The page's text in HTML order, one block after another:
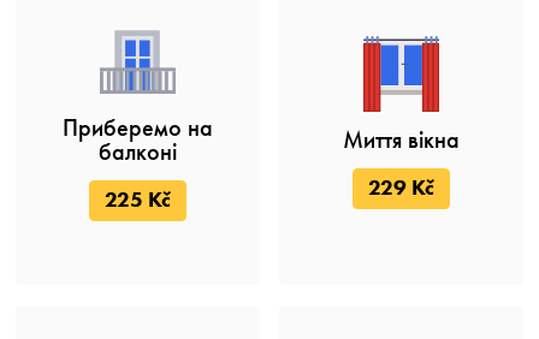
Приберемо на
балконі
225 Kč
Миття вікна
229 Kč